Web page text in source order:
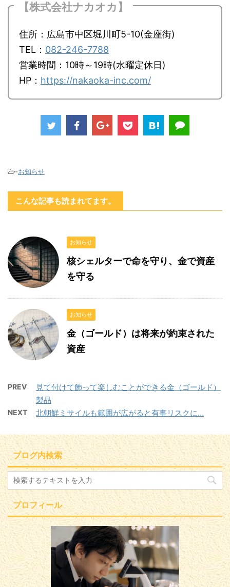
【株式会社ナカオカ】
住所：広島市中区堀川町5-10(金座街)
TEL： 082-246-7788
営業時間：10時～19時(水曜定休日)
HP： https://nakaoka-inc.com/
-お知らせ
こんな記事も読まれてます。
お知らせ
核シェルターで命を守り、金で資産
を守る
お知らせ
金（ゴールド）は将来が約束された
資産
PREV
見て付けて飾って楽しむことができる金（ゴールド）
製品
NEXT 北朝鮮ミサイルも範囲が広がると有事リスクに…
ブログ内検索
プロフィール